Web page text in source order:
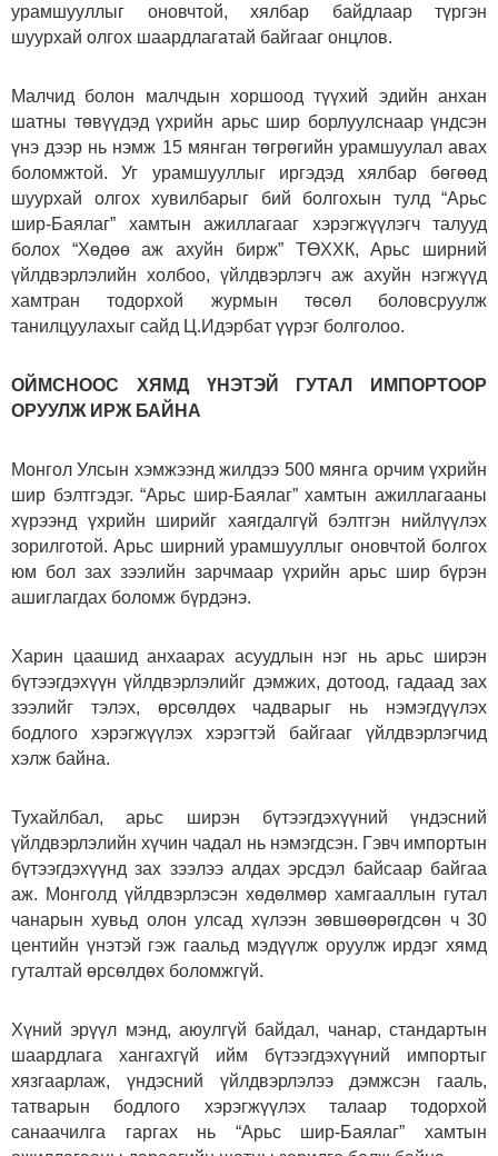
урамшууллыг оновчтой, хялбар байдлаар түргэн
шуурхай олгох шаардлагатай байгааг онцлов.
Малчид болон малчдын хоршоод түүхий эдийн анхан
шатны төвүүдэд үхрийн арьс шир борлуулснаар үндсэн
үнэ дээр нь нэмж 15 мянган төгрөгийн урамшуулал авах
боломжтой. Уг урамшууллыг иргэдэд хялбар бөгөөд
шуурхай олгох хувилбарыг бий болгохын тулд “Арьс
шир-Баялаг” хамтын ажиллагааг хэрэгжүүлэгч талууд
болох “Хөдөө аж ахуйн бирж” ТӨХХК, Арьс ширний
үйлдвэрлэлийн холбоо, үйлдвэрлэгч аж ахуйн нэгжүүд
хамтран тодорхой журмын төсөл боловсруулж
танилцуулахыг сайд Ц.Идэрбат үүрэг болголоо.
ОЙМСНООС ХЯМД ҮНЭТЭЙ ГУТАЛ ИМПОРТООР
ОРУУЛЖ ИРЖ БАЙНА
Монгол Улсын хэмжээнд жилдээ 500 мянга орчим үхрийн
шир бэлтгэдэг. “Арьс шир-Баялаг” хамтын ажиллагааны
хүрээнд үхрийн ширийг хаягдалгүй бэлтгэн нийлүүлэх
зорилготой. Арьс ширний урамшууллыг оновчтой болгох
юм бол зах зээлийн зарчмаар үхрийн арьс шир бүрэн
ашиглагдах боломж бүрдэнэ.
Харин цаашид анхаарах асуудлын нэг нь арьс ширэн
бүтээгдэхүүн үйлдвэрлэлийг дэмжих, дотоод, гадаад зах
зээлийг тэлэх, өрсөлдөх чадварыг нь нэмэгдүүлэх
бодлого хэрэгжүүлэх хэрэгтэй байгааг үйлдвэрлэгчид
хэлж байна.
Тухайлбал, арьс ширэн бүтээгдэхүүний үндэсний
үйлдвэрлэлийн хүчин чадал нь нэмэгдсэн. Гэвч импортын
бүтээгдэхүүнд зах зээлээ алдах эрсдэл байсаар байгаа
аж. Монголд үйлдвэрлэсэн хөдөлмөр хамгааллын гутал
чанарын хувьд олон улсад хүлээн зөвшөөрөгдсөн ч 30
центийн үнэтэй гэж гаальд мэдүүлж оруулж ирдэг хямд
гуталтай өрсөлдөх боломжгүй.
Хүний эрүүл мэнд, аюулгүй байдал, чанар, стандартын
шаардлага хангахгүй ийм бүтээгдэхүүний импортыг
хязгаарлаж, үндэсний үйлдвэрлэлээ дэмжсэн гааль,
татварын бодлого хэрэгжүүлэх талаар тодорхой
санаачилга гаргах нь “Арьс шир-Баялаг” хамтын